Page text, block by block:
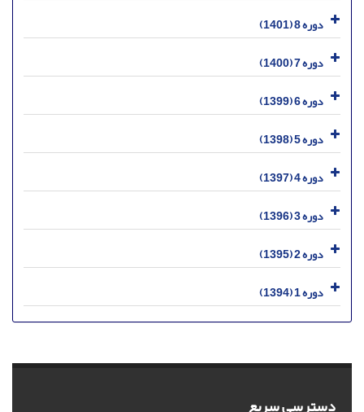
دوره 8 (1401)
دوره 7 (1400)
دوره 6 (1399)
دوره 5 (1398)
دوره 4 (1397)
دوره 3 (1396)
دوره 2 (1395)
دوره 1 (1394)